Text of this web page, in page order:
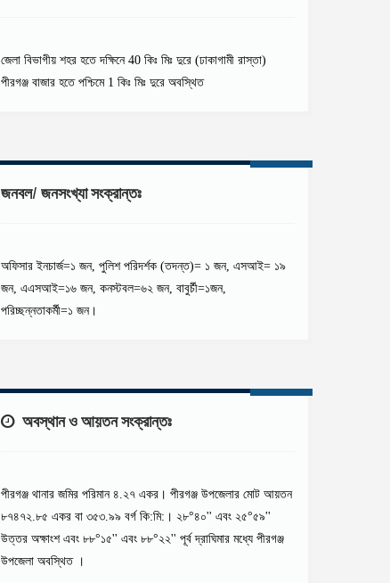
জেলা বিভাগীয় শহর হতে দক্ষিনে 40 কিঃ মিঃ দুরে (ঢাকাগামী রাস্তা)
পীরগঞ্জ বাজার হতে পশ্চিমে 1 কিঃ মিঃ দুরে অবস্থিত
জনবল/ জনসংখ্যা সংক্রান্তঃ
অফিসার ইনচার্জ=১ জন, পুলিশ পরিদর্শক (তদন্ত)= ১ জন, এসআই= ১৯
জন, এএসআই=১৬ জন, কনস্টবল=৬২ জন, বাবুর্চী=১জন,
পরিচ্ছন্নতাকর্মী=১ জন।
অবস্থান ও আয়তন সংক্রান্তঃ
পীরগঞ্জ থানার জমির পরিমান ৪.২৭ একর। পীরগঞ্জ উপজেলার মোট আয়তন
৮৭৪৭২.৮৫ একর বা ৩৫৩.৯৯ বর্গ কি:মি:। ২৮°৪০'' এবং ২৫°৫৯''
উত্তর অক্ষাংশ এবং ৮৮°১৫'' এবং ৮৮°২২'' পূর্ব দ্রাঘিমার মধ্যে পীরগঞ্জ
উপজেলা অবস্থিত ।